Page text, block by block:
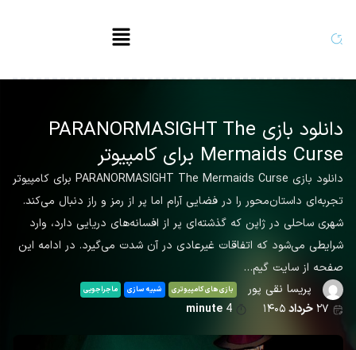
دانلود بازی PARANORMASIGHT The
Mermaids Curse برای کامپیوتر
دانلود بازی PARANORMASIGHT The Mermaids Curse برای کامپیوتر
تجربه‌ای داستان‌محور را در فضایی آرام اما پر از رمز و راز دنبال می‌کند.
شهری ساحلی در ژاپن که گذشته‌ای پر از افسانه‌های دریایی دارد، وارد
شرایطی می‌شود که اتفاقات غیرعادی در آن شدت می‌گیرد. در ادامه این
صفحه از سایت گیم…
پریسا نقی پور
بازی های کامپیوتری شبیه سازی ماجراجویی
۲۷خرداد۱۴۰۵ 4
minute